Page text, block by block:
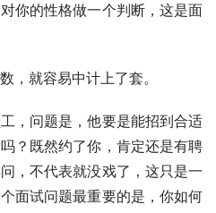
你的性格做一个判断，这是面
，就容易中计上了套。
，问题是，他要是能招到合适
？既然约了你，肯定还是有聘
，不代表就没戏了，这只是一
面试问题最重要的是，你如何